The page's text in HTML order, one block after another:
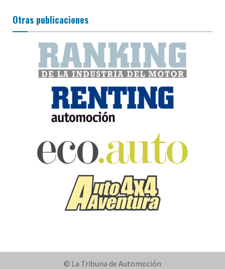
Otras publicaciones
© La Tribuna de Automoción